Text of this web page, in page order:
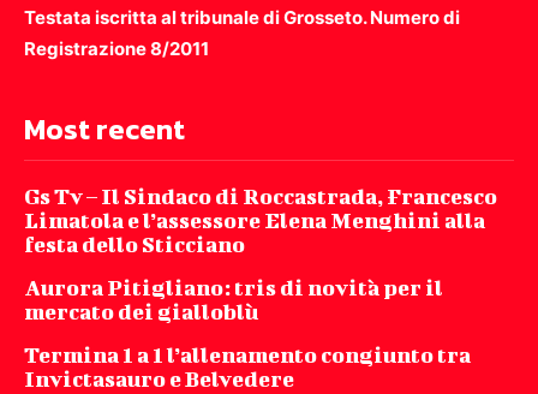
Testata iscritta al tribunale di Grosseto. Numero di
Registrazione 8/2011
Most recent
Gs Tv – Il Sindaco di Roccastrada, Francesco
Limatola e l’assessore Elena Menghini alla
festa dello Sticciano
Aurora Pitigliano: tris di novità per il
mercato dei gialloblù
Termina 1 a 1 l’allenamento congiunto tra
Invictasauro e Belvedere